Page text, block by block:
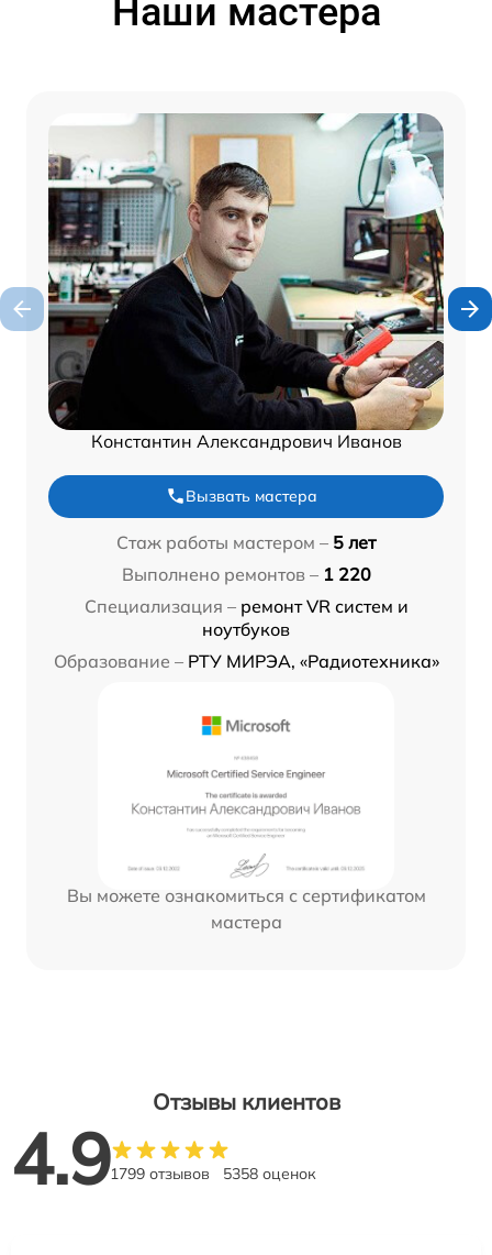
Наши мастера
Константин Александрович Иванов
Вызвать мастера
Стаж работы мастером – 5 лет
Выполнено ремонтов – 1 220
Специализация – ремонт VR систем и
ноутбуков
Образование – РТУ МИРЭА, «Радиотехника»
Вы можете ознакомиться с сертификатом
мастера
Отзывы клиентов
4.91799 отзывов 5358 оценок